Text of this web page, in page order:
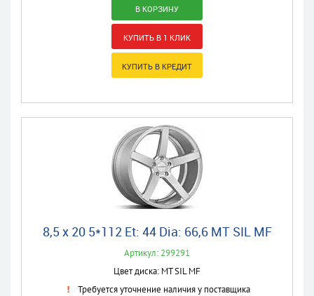
8,5 x 20 5*112 Et: 44 Dia: 66,6 MT SIL MF
Артикул: 299291
Цвет диска: MT SIL MF
Требуется уточнение наличия у поставщика